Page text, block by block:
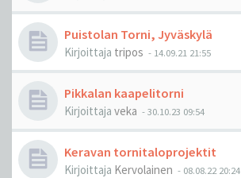
Puistolan Torni, Jyväskylä
Kirjoittaja tripos - 14.09.21 21:55
Pikkalan kaapelitorni
Kirjoittaja veka -30.10.23 09:54
Keravan tornitaloprojektit
Kirjoittaja Kervolainen - 08.08.22 20:24